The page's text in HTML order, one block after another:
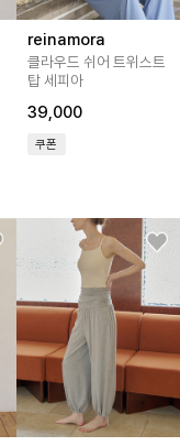
reinamora
클라우드 쉬어 트위스트
탑 세피아
39,000
쿠폰